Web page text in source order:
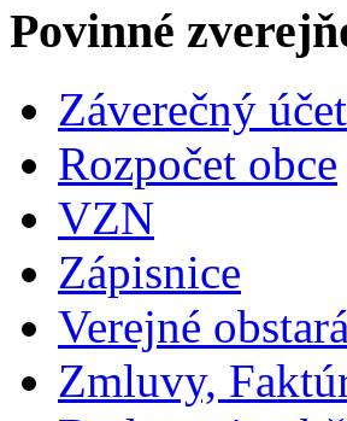
Povinné
Záverečný
Rozpočet obce
VZN
Zápisnice
Verejné
Zmluvy,